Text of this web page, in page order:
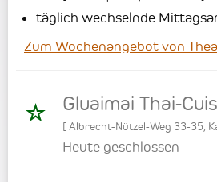
täglich wechselnde
Zum Wochenangebot von
Gluaimai Thai-
[ Albrecht-Nützel-Weg 33-35
Heute geschlossen